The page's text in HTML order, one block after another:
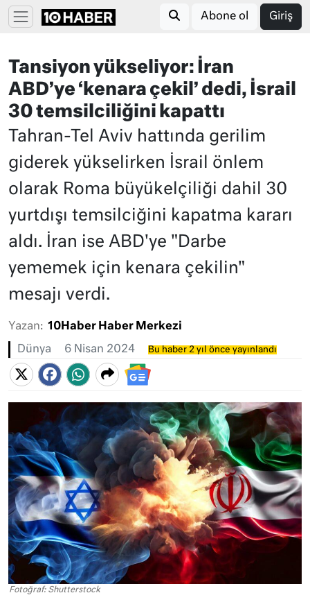
Abone ol Giriş
Tansiyon yükseliyor: İran
ABD’ye ‘kenara çekil’ dedi, İsrail
30 temsilciliğini kapattı
Tahran-Tel Aviv hattında gerilim
giderek yükselirken İsrail önlem
olarak Roma büyükelçiliği dahil 30
yurtdışı temsilciğini kapatma kararı
aldı. İran ise ABD'ye "Darbe
yememek için kenara çekilin"
mesajı verdi.
Yazan: 10Haber Haber Merkezi
Dünya 6 Nisan 2024 Bu haber 2 yıl önce yayınlandı
Fotoğraf: Shutterstock